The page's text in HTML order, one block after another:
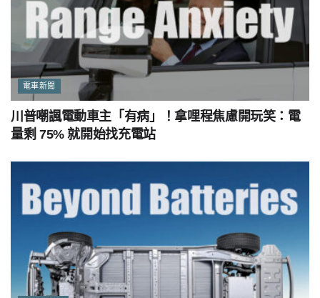
電車新聞
川普嘲諷電動車主「有病」！拿哩程焦慮開玩笑：電
量剩 75% 就開始找充電站